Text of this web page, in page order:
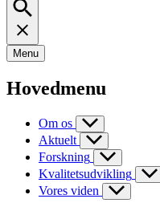
Menu
Hovedmenu
Om os
Aktuelt
Forskning
Kvalitetsudvikling
Vores viden